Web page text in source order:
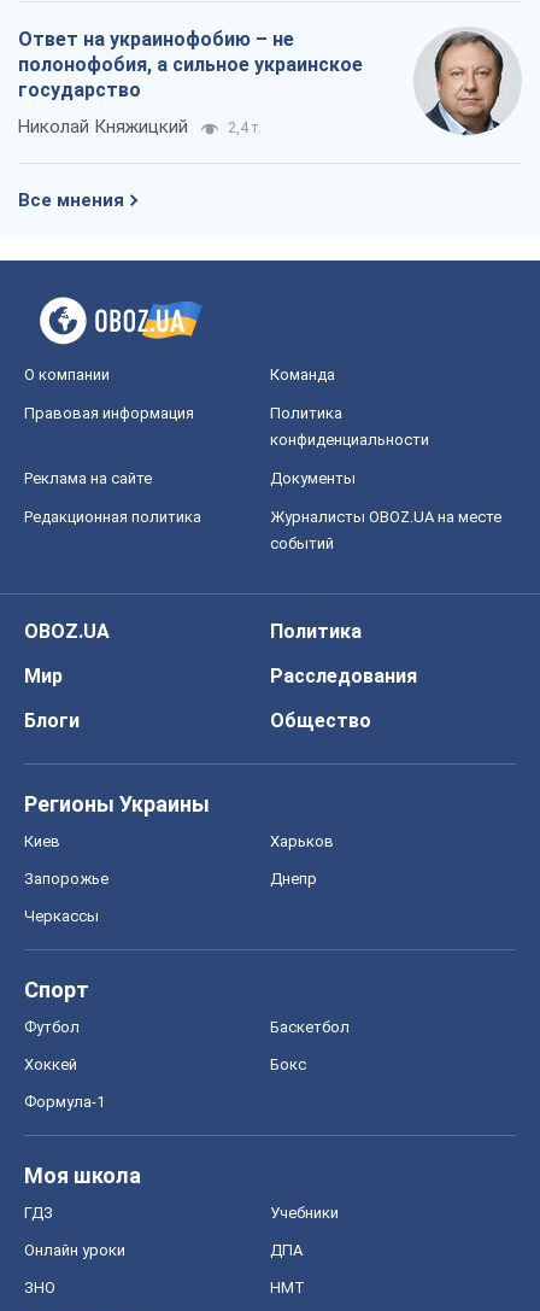
Ответ на украинофобию – не
полонофобия, а сильное украинское
государство
Николай Княжицкий 2,4 т.
Все мнения
О компании Команда
Правовая информация
Политика
конфиденциальности
Реклама на сайте Документы
Редакционная политика
Журналисты OBOZ.UA на месте
событий
OBOZ.UA
Политика
Мир
Расследования
Блоги
Общество
Регионы Украины
Киев Харьков
Запорожье Днепр
Черкассы
Спорт
Футбол Баскетбол
Хоккей Бокс
Формула-1
Моя школа
ГДЗ Учебники
Онлайн уроки ДПА
ЗНО НМТ